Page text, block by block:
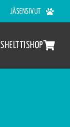
JÄSENSIVUT
SHELTTISHOP